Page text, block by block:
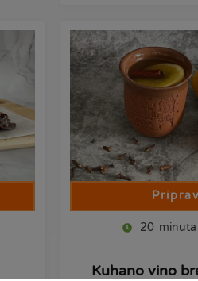
20 minuta
Kuhano vino